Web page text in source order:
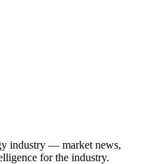
industry — market news,
for the industry.